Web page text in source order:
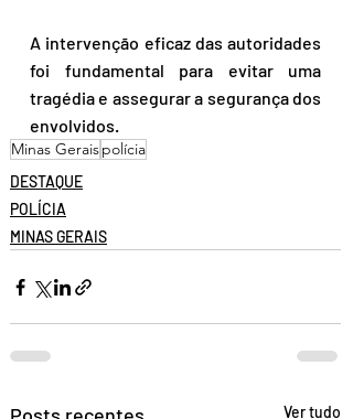
A intervenção eficaz das autoridades
foi fundamental para evitar uma
tragédia e assegurar a segurança dos
envolvidos.
Minas Geraispolícia
DESTAQUE
POLÍCIA
MINAS GERAIS
Ver tudo